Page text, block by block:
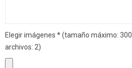
Elegir imágenes *(tamaño máximo:
archivos: 2)